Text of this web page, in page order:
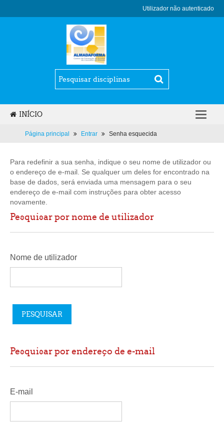
Utilizador não autenticado
INÍCIO
Página principal Entrar Senha esquecida
Para redefinir a sua senha, indique o seu nome de utilizador ou
o endereço de e-mail. Se qualquer um deles for encontrado na
base de dados, será enviada uma mensagem para o seu
endereço de e-mail com instruções para obter acesso
novamente.
Pesquisar por nome de utilizador
Nome de utilizador
Pesquisar por endereço de e-mail
E-mail